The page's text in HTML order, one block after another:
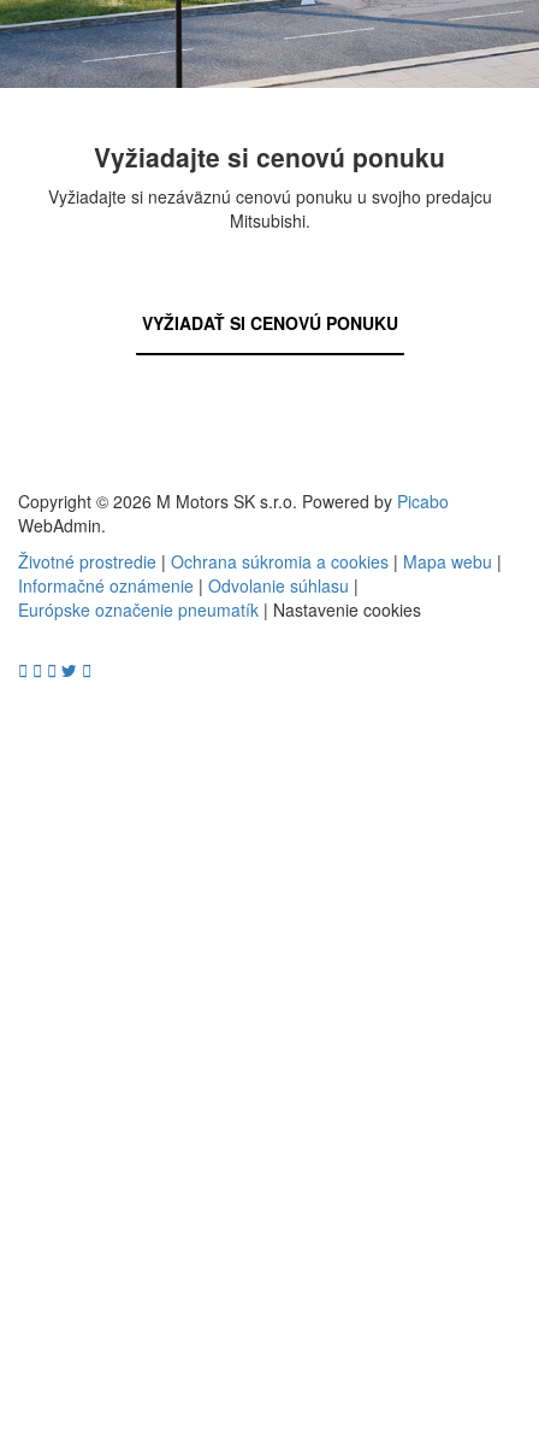
Vyžiadajte si cenovú ponuku
Vyžiadajte si nezáväznú cenovú ponuku u svojho predajcu
Mitsubishi.
VYŽIADAŤ SI CENOVÚ PONUKU
Copyright © 2026 M Motors SK s.r.o. Powered by Picabo
WebAdmin.
Životné prostredie | Ochrana súkromia a cookies | Mapa webu |
Informačné oznámenie | Odvolanie súhlasu |
Európske označenie pneumatík | Nastavenie cookies